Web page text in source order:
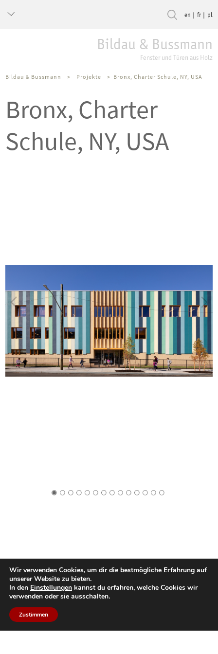
en fr pl
Bildau & Bussmann
Fenster und Türen aus Holz
Bildau & Bussmann > Projekte > Bronx, Charter Schule, NY, USA
Bronx, Charter
Schule, NY, USA
Wir verwenden Cookies, um dir die bestmögliche Erfahrung auf
unserer Website zu bieten.
In den Einstellungen kannst du erfahren, welche Cookies wir
verwenden oder sie ausschalten.
Zustimmen